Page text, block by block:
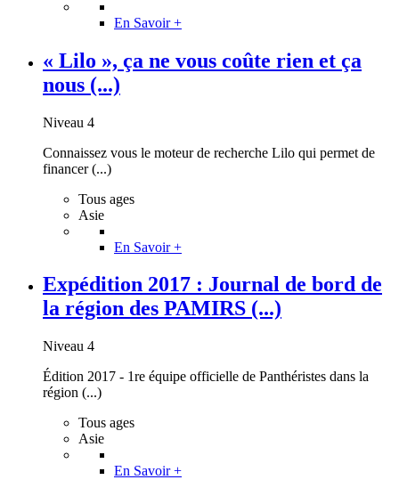
En Savoir +
« Lilo », ça ne vous coûte rien et ça
nous (...)
Niveau 4
Connaissez vous le moteur de recherche Lilo qui permet de
financer (...)
Tous ages
Asie
En Savoir +
Expédition 2017 : Journal de bord de
la région des PAMIRS (...)
Niveau 4
Édition 2017 - 1re équipe officielle de Panthéristes dans la
région (...)
Tous ages
Asie
En Savoir +